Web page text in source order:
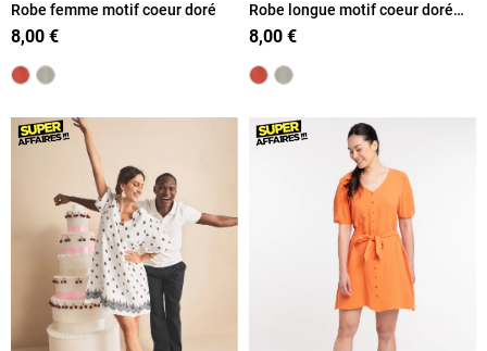
Robe femme motif coeur doré
8,00 €
Robe longue motif coeur doré
femme
8,00 €